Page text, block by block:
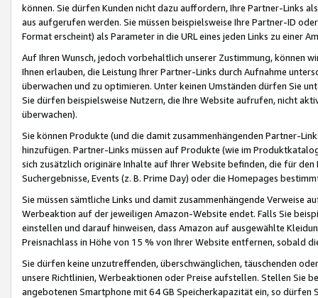
können. Sie dürfen Kunden nicht dazu auffordern, Ihre Partner-Links
aus aufgerufen werden. Sie müssen beispielsweise Ihre Partner-ID
Format erscheint) als Parameter in die URL eines jeden Links zu einer
Auf Ihren Wunsch, jedoch vorbehaltlich unserer Zustimmung, können
Ihnen erlauben, die Leistung Ihrer Partner-Links durch Aufnahme
überwachen und zu optimieren. Unter keinen Umständen dürfen Sie
Sie dürfen beispielsweise Nutzern, die Ihre Website aufrufen, nicht
überwachen).
Sie können Produkte (und die damit zusammenhängenden Partner-
hinzufügen. Partner-Links müssen auf Produkte (wie im
sich zusätzlich originäre Inhalte auf Ihrer Website befinden, die für
Suchergebnisse, Events (z. B. Prime Day) oder die Homepages
Sie müssen sämtliche Links und damit zusammenhängende
Werbeaktion auf der jeweiligen Amazon-Website endet. Falls Sie
einstellen und darauf hinweisen, dass Amazon auf ausgewählte
Preisnachlass in Höhe von 15 % von Ihrer Website entfernen, sobald
Sie dürfen keine unzutreffenden, überschwänglichen, täuschenden
unsere Richtlinien, Werbeaktionen oder Preise aufstellen. Stellen Sie
angebotenen Smartphone mit 64 GB Speicherkapazität ein, so dürfen